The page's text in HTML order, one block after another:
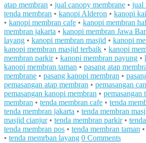
atap membran • jual canopy membrane • jual
tenda membran • kanopi Alderon • kanopi
• kanopi membran cafe • kanopi membran
membran jakarta • kanopi membran Jawa
layang • kanopi membran masjid • kanopi
kanopi membran masjid terbaik • kanopi
membran parkir• kanopi membran payung •
kanopi membran taman • pasang atap
membrane • pasang kanopi membran •
pemasangan atap membran • pemasangan
pemasangan kanopi membran • pemasangan
membran • tenda membran cafe • tenda
tenda membran jakarta • tenda membran
masjid cianjur• tenda membran parkir•
tenda membran pos • tenda membran taman •
• tenda memrban layang 0 Comments